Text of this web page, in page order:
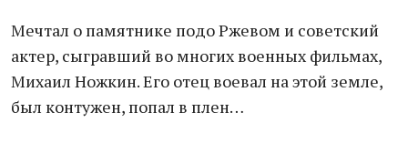
Мечтал о памятнике подо Ржевом и советский
актер, сыгравший во многих военных фильмах,
Михаил Ножкин. Его отец воевал на этой земле,
был контужен, попал в плен…